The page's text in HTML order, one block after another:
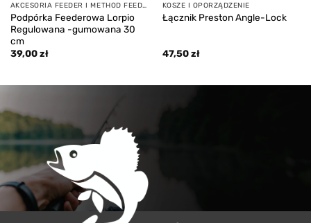
AKCESORIA FEEDER I METHOD FEEDER
Podpórka Feederowa Lorpio
Regulowana -gumowana 30
cm
39,00zł
KOSZE I OPORZĄDZENIE
Łącznik Preston Angle-Lock
47,50zł